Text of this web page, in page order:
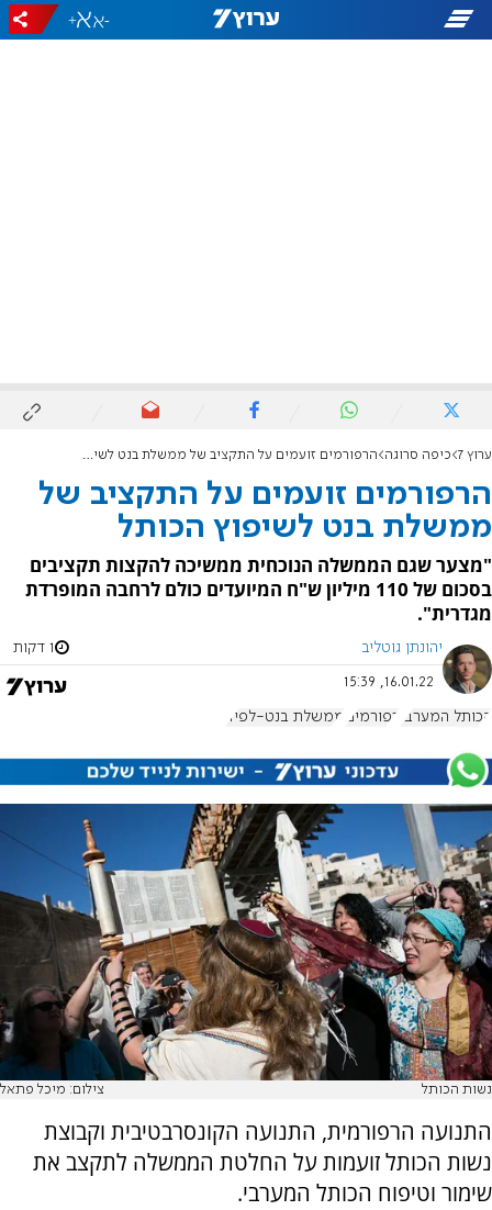
-
+
ערוץ 7 כיפה סרוגה הרפורמים זועמים על התקציב של ממשלת בנט לשיפוץ הכותל
הרפורמים זועמים על התקציב של
ממשלת בנט לשיפוץ הכותל
"מצער שגם הממשלה הנוכחית ממשיכה להקצות תקציבים
בסכום של 110 מיליון ש"ח המיועדים כולם לרחבה המופרדת
מגדרית".
יהונתן גוטליב 1 דקות
16.01.22, 15:39
הכותל המערבי רפורמים ממשלת בנט-לפיד
נשות הכותל צילום: מיכל פתאל
התנועה הרפורמית, התנועה הקונסרבטיבית וקבוצת
נשות הכותל זועמות על החלטת הממשלה לתקצב את
שימור וטיפוח הכותל המערבי.